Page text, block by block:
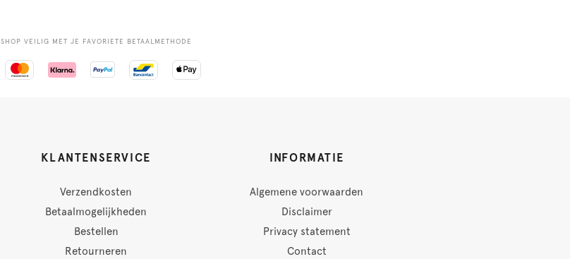
SHOP VEILIG MET JE FAVORIETE BETAALMETHODE
KLANTENSERVICE
Verzendkosten
Betaalmogelijkheden
Bestellen
Retourneren
INFORMATIE
Algemene voorwaarden
Disclaimer
Privacy statement
Contact